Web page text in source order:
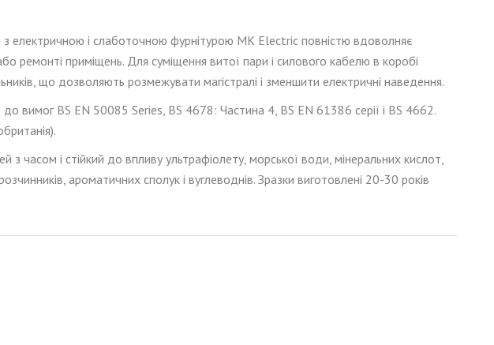
електричною і слаботочною фурнітурою MK Electric повністю вдоволняє
ремонті приміщень. Для суміщення витої пари і силового кабелю в коробі
що дозволяють розмежувати магістралі і зменшити електричні наведення.
вимог BS EN 50085 Series, BS 4678: Частина 4, BS EN 61386 серії і BS 4662.
з часом і стійкий до впливу ультрафіолету, морської води, мінеральних кислот,
ароматичних сполук і вуглеводнів. Зразки виготовлені 20-30 років